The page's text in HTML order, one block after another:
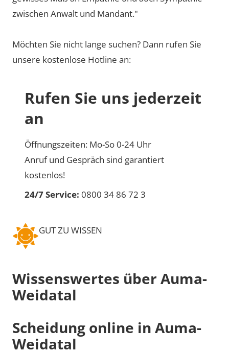
zwischen Anwalt und Mandant."
Möchten Sie nicht lange suchen? Dann rufen Sie
unsere kostenlose Hotline an:
Rufen Sie uns jederzeit
an
Öffnungszeiten: Mo-So 0-24 Uhr
Anruf und Gespräch sind garantiert
kostenlos!
24/7 Service: 0800 34 86 72 3
GUT ZU WISSEN
Wissenswertes über Auma-
Weidatal
Scheidung online in Auma-
Weidatal